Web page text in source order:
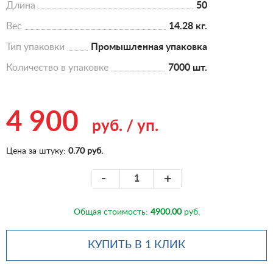
Длина 50
Вес 14.28 кг.
Тип упаковки Промышленная упаковка
Количество в упаковке 7000 шт.
4 900 руб. / уп.
Цена за штуку: 0.70 руб.
- +
Общая стоимость: 4900.00руб.
КУПИТЬ В 1 КЛИК